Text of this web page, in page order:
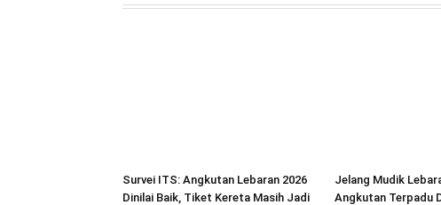
Survei ITS: Angkutan Lebaran 2026
Dinilai Baik, Tiket Kereta Masih Jadi
Jelang Mudik
Angkutan Terpadu